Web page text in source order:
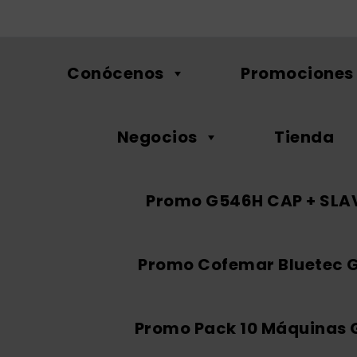
Conócenos Promociones
Negocios Tienda
Promo G546H CAP +
Promo Cofemar Bluetec
Promo Pack 10 Máquinas